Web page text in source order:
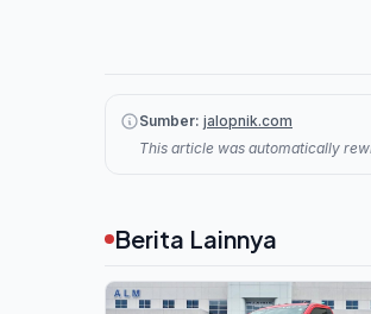
Sumber: jalopnik.com
This article was automatically
Berita Lainnya